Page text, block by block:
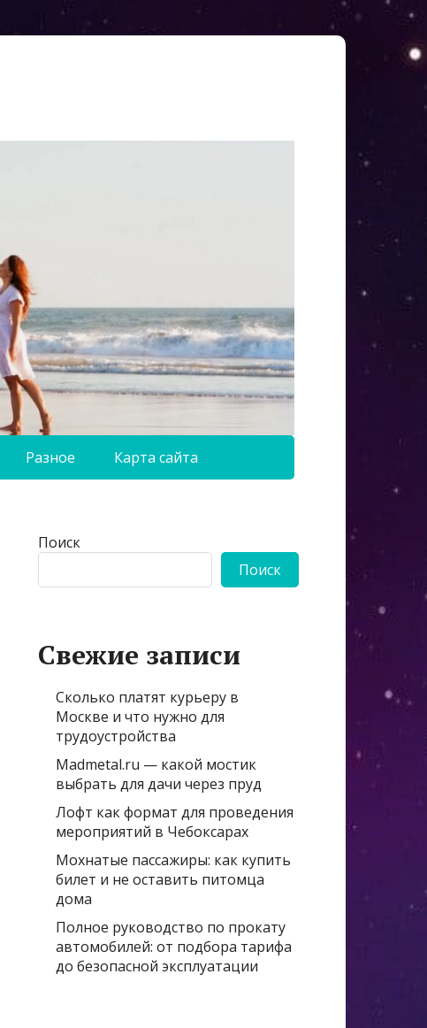
Разное Карта сайта
Поиск
Поиск
Свежие записи
Сколько платят курьеру в
Москве и что нужно для
трудоустройства
Madmetal.ru — какой мостик
выбрать для дачи через пруд
Лофт как формат для проведения
мероприятий в Чебоксарах
Мохнатые пассажиры: как купить
билет и не оставить питомца
дома
Полное руководство по прокату
автомобилей: от подбора тарифа
до безопасной эксплуатации